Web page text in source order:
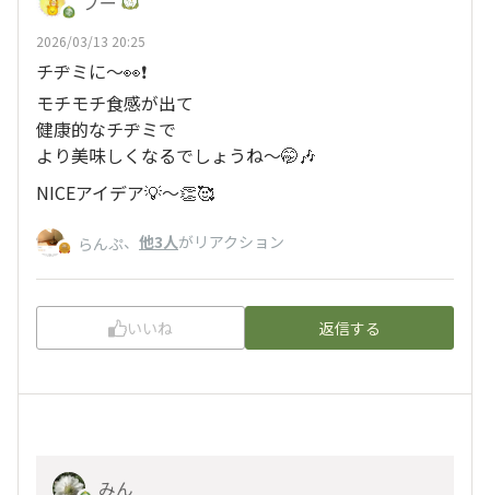
2026/03/13 20:25
チヂミに〜👀❗️
モチモチ食感が出て
健康的なチヂミで
より美味しくなるでしょうね〜🤭🎶
NICEアイデア💡〜👏🥰
らんぷ、 他3人がリアクション
いいね 返信する
みん